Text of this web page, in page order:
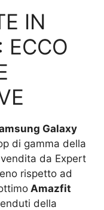
IN
ECCO
Galaxy
di gamma della
da Expert
rispetto ad
Amazfit
della